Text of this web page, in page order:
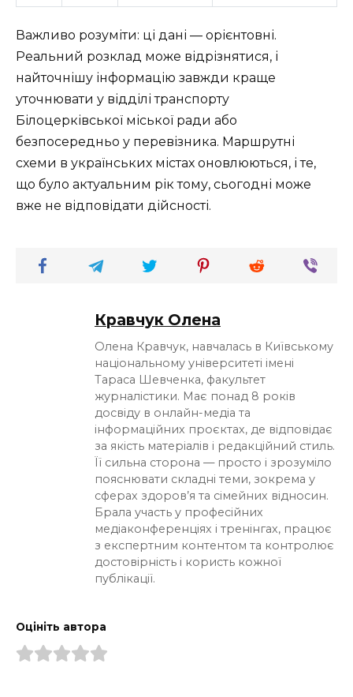
Важливо розуміти: ці дані — орієнтовні.
Реальний розклад може відрізнятися, і
найточнішу інформацію завжди краще
уточнювати у відділі транспорту
Білоцерківської міської ради або
безпосередньо у перевізника. Маршрутні
схеми в українських містах оновлюються, і те,
що було актуальним рік тому, сьогодні може
вже не відповідати дійсності.
Кравчук Олена
Олена Кравчук, навчалась в Київському
національному університеті імені
Тараса Шевченка, факультет
журналістики. Має понад 8 років
досвіду в онлайн-медіа та
інформаційних проєктах, де відповідає
за якість матеріалів і редакційний стиль.
Її сильна сторона — просто і зрозуміло
пояснювати складні теми, зокрема у
сферах здоров’я та сімейних відносин.
Брала участь у професійних
медіаконференціях і тренінгах, працює
з експертним контентом та контролює
достовірність і користь кожної
публікації.
Оцініть автора